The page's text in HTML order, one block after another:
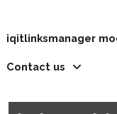
iqitlinksmanager
Contact us